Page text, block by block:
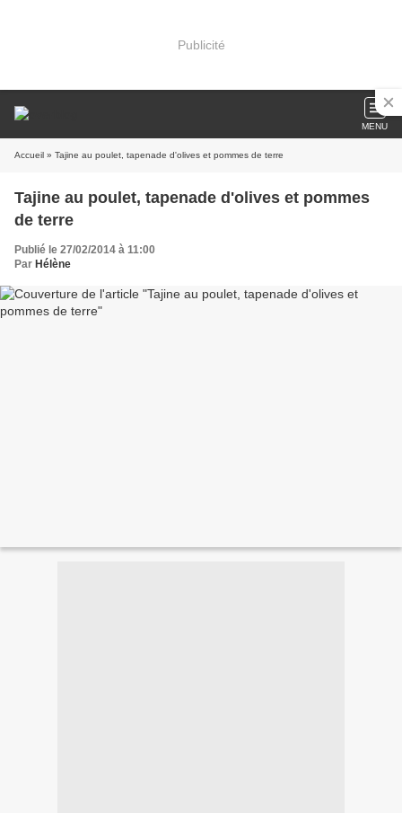
Publicité
MENU
Accueil » Tajine au poulet, tapenade d'olives et pommes de terre
Tajine au poulet, tapenade d'olives et pommes
de terre
Publié le 27/02/2014 à 11:00
Par Hélène